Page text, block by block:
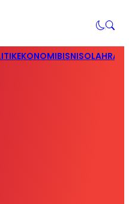
EKONOMIBISNIS